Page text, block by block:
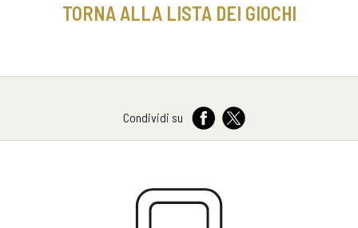
TORNA ALLA LISTA DEI GIOCHI
Condividi su